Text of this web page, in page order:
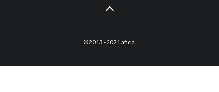
© 2013 - 2021 aficia.